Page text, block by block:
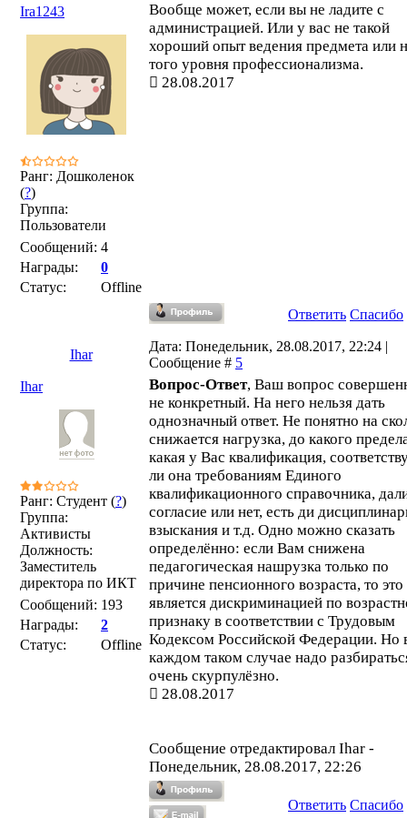
Ira1243
Ранг: Дошколенок
(?)
Группа:
Пользователи
Сообщений: 4
Награды:
0
Статус:
Offline
Вообще может, если вы не ладите с
администрацией. Или у вас не такой
хороший опыт ведения предмета или
того уровня профессионализма.
28.08.2017
Ответить Спасибо
Ihar
Дата: Понедельник, 28.08.2017, 22:24 |
Сообщение # 5
Ihar
Ранг: Студент (?)
Группа:
Активисты
Должность:
Заместитель
директора по ИКТ
Сообщений: 193
Награды:
2
Статус:
Offline
Вопрос-Ответ, Ваш вопрос
не конкретный. На него нельзя дать
однозначный ответ. Не понятно на
снижается нагрузка, до какого
какая у Вас квалификация,
ли она требованиям Единого
квалификационного справочника,
согласие или нет, есть ди
взыскания и т.д. Одно можно сказать
определённо: если Вам снижена
педагогическая нашрузка только по
причине пенсионного возраста, то это
является дискриминацией по
признаку в соответствии с Трудовым
Кодексом Российской Федерации. Но
каждом таком случае надо
очень скурпулёзно.
28.08.2017
Сообщение отредактировал Ihar -
Понедельник, 28.08.2017, 22:26
Ответить Спасибо